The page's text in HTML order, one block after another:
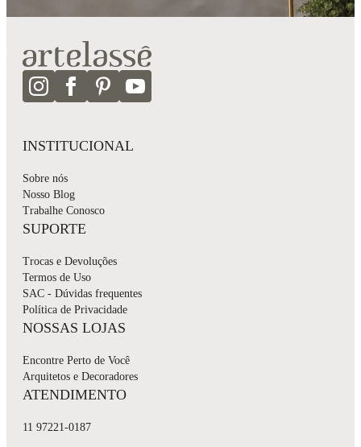
INSTITUCIONAL
Sobre nós
Nosso Blog
Trabalhe Conosco
SUPORTE
Trocas e Devoluções
Termos de Uso
SAC - Dúvidas frequentes
Política de Privacidade
NOSSAS LOJAS
Encontre Perto de Você
Arquitetos e Decoradores
ATENDIMENTO
11 97221-0187